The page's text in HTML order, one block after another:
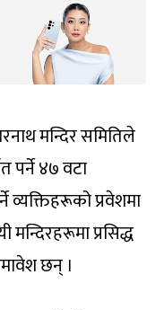
मन्दिर समितिले
पर्ने ४७ वटा
व्यक्तिहरूको प्रवेशमा
मन्दिरहरूमा प्रसिद्ध
छन् ।